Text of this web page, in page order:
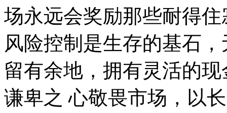
场永远会奖励那些耐得
风险控制是生存的基石
留有余地，拥有灵活的
谦卑之 心敬畏市场，以